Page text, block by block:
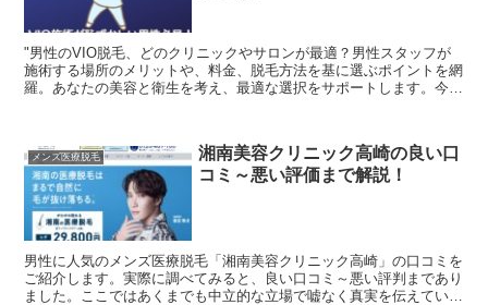
"男性のVIO脱毛、どのクリニックやサロンが最適？男性スタッフが
施術する場所のメリットや、料金、脱毛方法を基に選ぶポイントを網
羅。あなたの美容と衛生を考え、最適な選択をサポートします。今す
メンズ医療脱毛
湘南美容クリニック高崎の良い口
コミ～悪い評価まで解説！
男性に人気のメンズ医療脱毛「湘南美容クリニック高崎」の口コミを
ご紹介します。実際に調べてみると、良い口コミ～悪い評判まであり
ました。ここではあくまでも中立的な立場で嘘なく真実を伝えていけ